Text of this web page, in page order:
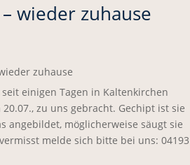
wieder zuhause
zuhause
einigen Tagen in Kaltenkirchen
zu uns gebracht. Gechipt ist sie
angebildet, möglicherweise säugt sie
melde sich bitte bei uns: 04193